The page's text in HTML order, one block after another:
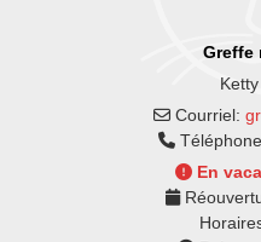
Greffe
Courriel:
En